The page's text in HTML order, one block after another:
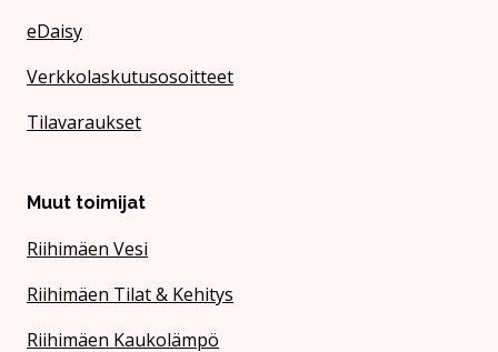
eDaisy
Verkkolaskutusosoitteet
Tilavaraukset
Muut toimijat
Riihimäen Vesi
Riihimäen Tilat & Kehitys
Riihimäen Kaukolämpö